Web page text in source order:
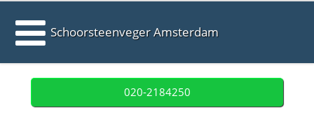
Schoorsteenveger Amsterdam
020-2184250